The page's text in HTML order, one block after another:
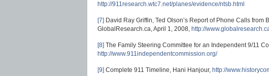
http://911research.wtc7.net/planes/evidence/ntsb.html
[7] David Ray Griffin, Ted Olson’s Report of Phone Calls
GlobalResearch.ca, April 1, 2008, http://
[8] The Family Steering Committee for an Independent 9/11
http://www.911independentcommission.org/
[9] Complete 911 Timeline, Hani Hanjour, http://